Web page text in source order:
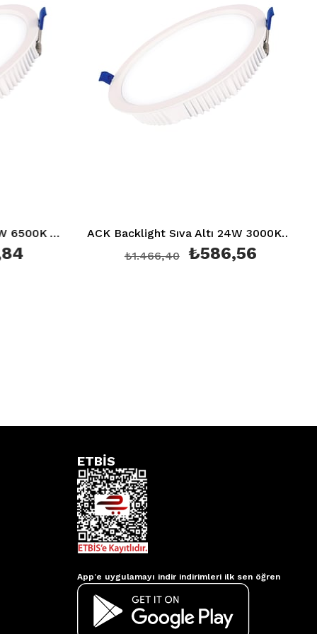
ACK Backlight Sıva Altı 7W 6500K AD05-00730 ACK Backlight Sıva Altı 24W 3000K AD05-02400
₺586,56
₺1.466,40
ETBİS
App’e uygulamayı indir indirimleri ilk sen öğren